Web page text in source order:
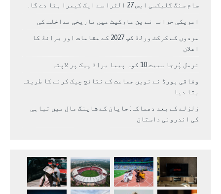
سام سنگ گلیکسی ایس 27 الٹرا سے ایک کیمرا ہٹا دے گا.
امریکی خزانہ نے ین مارکیٹ میں تاریخی مداخلت کی
مردوں کے کرکٹ ورلڈ کپ 2027 کے مقامات اور برانڈ کا
اعلان
نرمل پُرجا سمیت 10 کوہ پیما براڈ پیک پر لاپتہ
وفاقی بورڈ نے نویں جماعت کے نتائج چیک کرنے کا طریقہ
بتا دیا
زلزلے کے بعد دھماکہ: جاپان کے شاپنگ مال میں تباہی
کی اندرونی داستان